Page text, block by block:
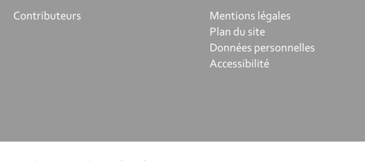
Contributeurs
Mentions légales
Plan du site
Données personnelles
Accessibilité